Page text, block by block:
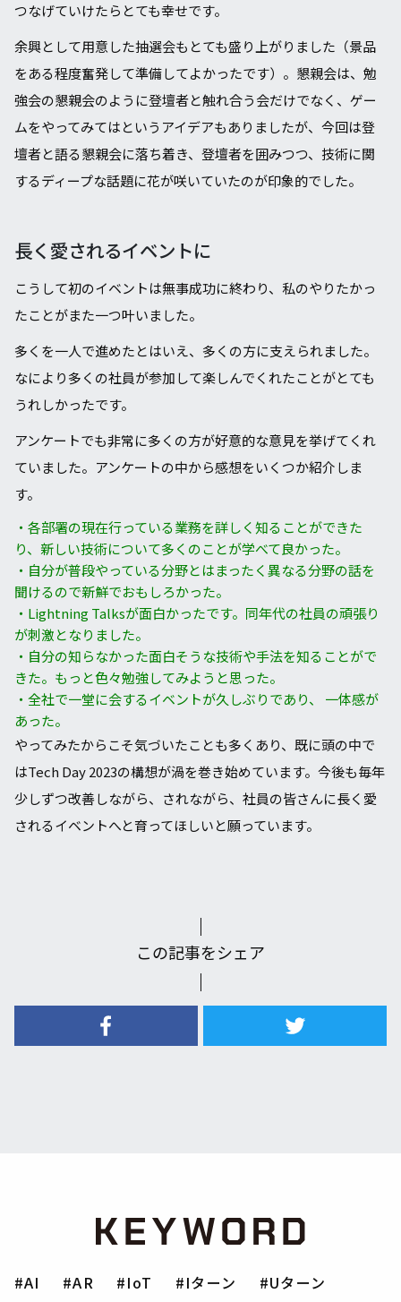
つなげていけたらとても幸せです。
余興として⽤意した抽選会もとても盛り上がりました（景品
をある程度奮発して準備してよかったです）。懇親会は、勉
強会の懇親会のように登壇者と触れ合う会だけでなく、ゲー
ムをやってみてはというアイデアもありましたが、今回は登
壇者と語る懇親会に落ち着き、登壇者を囲みつつ、技術に関
するディープな話題に花が咲いていたのが印象的でした。
⻑く愛されるイベントに
こうして初のイベントは無事成功に終わり、私のやりたかっ
たことがまた一つ叶いました。
多くを⼀⼈で進めたとはいえ、多くの⽅に⽀えられました。
なにより多くの社員が参加して楽しんでくれたことがとても
うれしかったです。
アンケートでも⾮常に多くの⽅が好意的な意⾒を挙げてくれ
ていました。アンケートの中から感想をいくつか紹介しま
す。
・各部署の現在⾏っている業務を詳しく知ることができた
り、新しい技術について多くのことが学べて良かった。
・⾃分が普段やっている分野とはまったく異なる分野の話を
聞けるので新鮮でおもしろかった。
・Lightning Talksが⾯⽩かったです。同年代の社員の頑張り
が刺激となりました。
・⾃分の知らなかった⾯⽩そうな技術や⼿法を知ることがで
きた。もっと⾊々勉強してみようと思った。
・全社で⼀堂に会するイベントが久しぶりであり、 ⼀体感が
あった。
やってみたからこそ気づいたことも多くあり、既に頭の中で
はTech Day 2023の構想が渦を巻き始めています。今後も毎年
少しずつ改善しながら、されながら、社員の皆さんに⻑く愛
されるイベントへと育ってほしいと願っています。
この記事をシェア
AI AR IoT Iターン Uターン